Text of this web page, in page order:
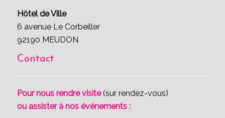
Hôtel de Ville
6 avenue Le Corbeiller
92190 MEUDON
Contact
Pour nous rendre visite(sur rendez-vous)
ou assister à nos événements :